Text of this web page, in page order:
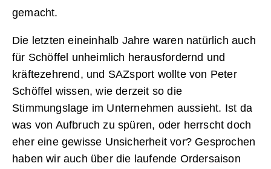
gemacht.
Die letzten eineinhalb Jahre waren natürlich auch
für Schöffel unheimlich herausfordernd und
kräftezehrend, und SAZsport wollte von Peter
Schöffel wissen, wie derzeit so die
Stimmungslage im Unternehmen aussieht. Ist da
was von Aufbruch zu spüren, oder herrscht doch
eher eine gewisse Unsicherheit vor? Gesprochen
haben wir auch über die laufende Ordersaison